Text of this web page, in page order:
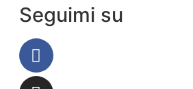
Seguimi su